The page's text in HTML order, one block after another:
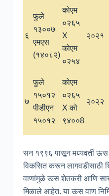
६
फुले
१३००७
एमएस
(१४०८२)
कोएम
०२६५
X
कोएम
०२५४
२०२१
७
फुले
१५०१२
पीडीएन
१५०१२
कोएम
०२६५
X को
९४००8
२०२२
सन १९९६ पासून मध्यवर्ती
विकसित करून
वाणांमुळे ऊस शेतकरी आणि
मिळाले आहेत. या ऊस वाण